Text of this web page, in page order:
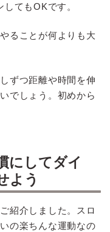
てもOKです。
ることが何よりも大
ずつ距離や時間を伸
でしょう。初めから
にしてダイ
よう
紹介しました。スロ
の楽ちんな運動なの